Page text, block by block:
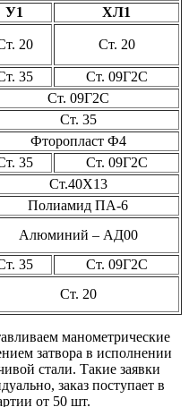
У1
ХЛ1
20 Ст. 20
35
Ст. 09Г2С
Ст. 09Г2С
Ст. 35
Фторопласт Ф4
35
Ст. 09Г2С
Ст.40Х13
Полиамид ПА-6
Алюминий – АД00
35
Ст. 09Г2С
Ст. 20
манометрические
затвора в исполнении
стали. Такие заявки
заказ поступает в
от 50 шт.